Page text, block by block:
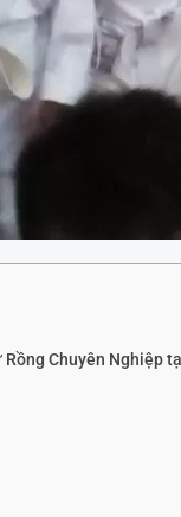
Chuyên Nghiệp